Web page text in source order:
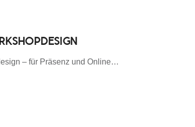
– für Präsenz und Online…